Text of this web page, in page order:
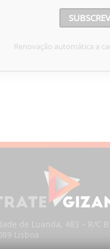
Renovação automática a
de Luanda, 483 – R/C B
Lisboa